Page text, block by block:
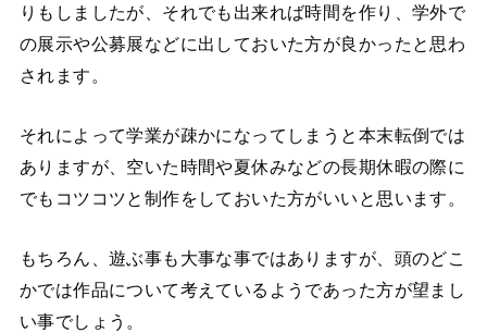
りもしましたが、それでも出来れば時間を作り、学外で
の展示や公募展などに出しておいた方が良かったと思わ
されます。
それによって学業が疎かになってしまうと本末転倒では
ありますが、空いた時間や夏休みなどの長期休暇の際に
でもコツコツと制作をしておいた方がいいと思います。
もちろん、遊ぶ事も大事な事ではありますが、頭のどこ
かでは作品について考えているようであった方が望まし
い事でしょう。